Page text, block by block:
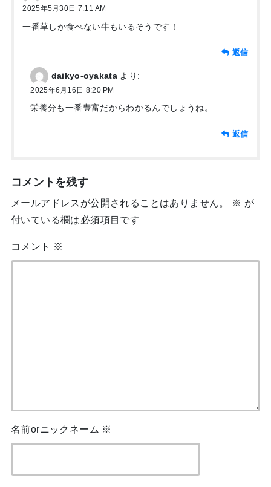
2025年5月30日 7:11 AM
一番草しか食べない牛もいるそうです！
返信
daikyo-oyakata より:
2025年6月16日 8:20 PM
栄養分も一番豊富だからわかるんでしょうね。
返信
コメントを残す
メールアドレスが公開されることはありません。 ※ が
付いている欄は必須項目です
コメント ※
名前orニックネーム ※